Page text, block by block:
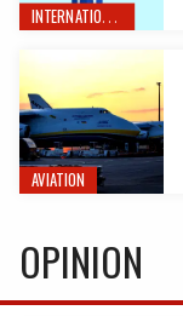
INTERNATIONAL
AVIATION
OPINION